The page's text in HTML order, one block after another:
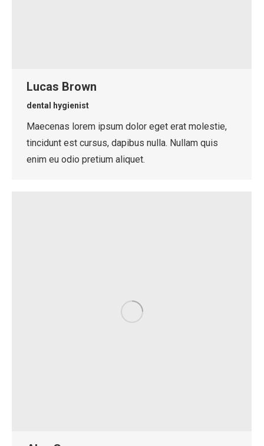
Lucas Brown
dental hygienist
Maecenas lorem ipsum dolor eget erat molestie,
tincidunt est cursus, dapibus nulla. Nullam quis
enim eu odio pretium aliquet.